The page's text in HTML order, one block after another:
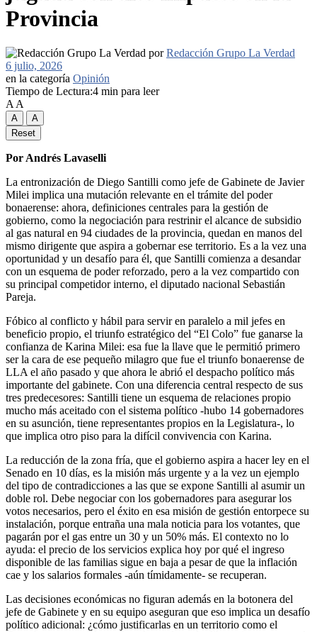
Provincia
por Redacción Grupo La Verdad
6 julio, 2026
en la categoría Opinión
Tiempo de Lectura:4 min para leer
A A
A
A
Reset
Por Andrés Lavaselli
La entronización de Diego Santilli como jefe de Gabinete de Javier
Milei implica una mutación relevante en el trámite del poder
bonaerense: ahora, definiciones centrales para la gestión de
gobierno, como la negociación para restrinir el alcance de subsidio
al gas natural en 94 ciudades de la provincia, quedan en manos del
mismo dirigente que aspira a gobernar ese territorio. Es a la vez una
oportunidad y un desafío para él, que Santilli comienza a desandar
con un esquema de poder reforzado, pero a la vez compartido con
su principal competidor interno, el diputado nacional Sebastián
Pareja.
Fóbico al conflicto y hábil para servir en paralelo a mil jefes en
beneficio propio, el triunfo estratégico del “El Colo” fue ganarse la
confianza de Karina Milei: esa fue la llave que le permitió primero
ser la cara de ese pequeño milagro que fue el triunfo bonaerense de
LLA el año pasado y que ahora le abrió el despacho político más
importante del gabinete. Con una diferencia central respecto de sus
tres predecesores: Santilli tiene un esquema de relaciones propio
mucho más aceitado con el sistema político -hubo 14 gobernadores
en su asunción, tiene representantes propios en la Legislatura-, lo
que implica otro piso para la difícil convivencia con Karina.
La reducción de la zona fría, que el gobierno aspira a hacer ley en el
Senado en 10 días, es la misión más urgente y a la vez un ejemplo
del tipo de contradicciones a las que se expone Santilli al asumir un
doble rol. Debe negociar con los gobernadores para asegurar los
votos necesarios, pero el éxito en esa misión de gestión entorpece su
instalación, porque entraña una mala noticia para los votantes, que
pagarán por el gas entre un 30 y un 50% más. El contexto no lo
ayuda: el precio de los servicios explica hoy por qué el ingreso
disponible de las familias sigue en baja a pesar de que la inflación
cae y los salarios formales -aún tímidamente- se recuperan.
Las decisiones económicas no figuran además en la botonera del
jefe de Gabinete y en su equipo aseguran que eso implica un desafío
político adicional: ¿cómo justificarlas en un territorio como el